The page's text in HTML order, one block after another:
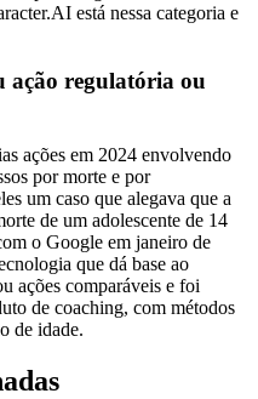
está nessa categoria e
ação regulatória ou
ações em 2024 envolvendo
por morte e por
um caso que alegava que a
de um adolescente de 14
o Google em janeiro de
que dá base ao
ações comparáveis e foi
de coaching, com métodos
de idade.